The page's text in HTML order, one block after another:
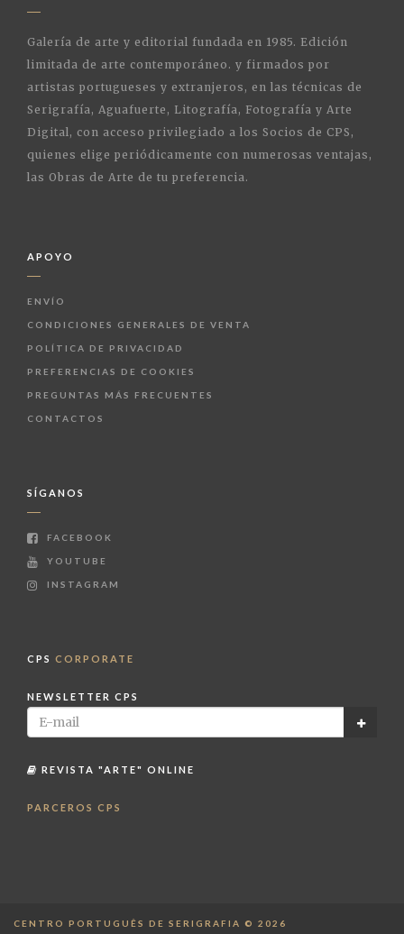
Galería de arte y editorial fundada en 1985. Edición
limitada de arte contemporáneo. y firmados por
artistas portugueses y extranjeros, en las técnicas de
Serigrafía, Aguafuerte, Litografía, Fotografía y Arte
Digital, con acceso privilegiado a los Socios de CPS,
quienes elige periódicamente con numerosas ventajas,
las Obras de Arte de tu preferencia.
APOYO
ENVÍO
CONDICIONES GENERALES DE VENTA
POLÍTICA DE PRIVACIDAD
PREFERENCIAS DE COOKIES
PREGUNTAS MÁS FRECUENTES
CONTACTOS
SÍGANOS
FACEBOOK
YOUTUBE
INSTAGRAM
CPS CORPORATE
NEWSLETTER CPS
REVISTA "ARTE" ONLINE
PARCEROS CPS
CENTRO PORTUGUÊS DE SERIGRAFIA © 2026